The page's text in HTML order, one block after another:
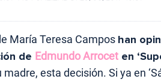
María Teresa Campos han
de Edmundo Arrocet en
esta decisión. Si ya en